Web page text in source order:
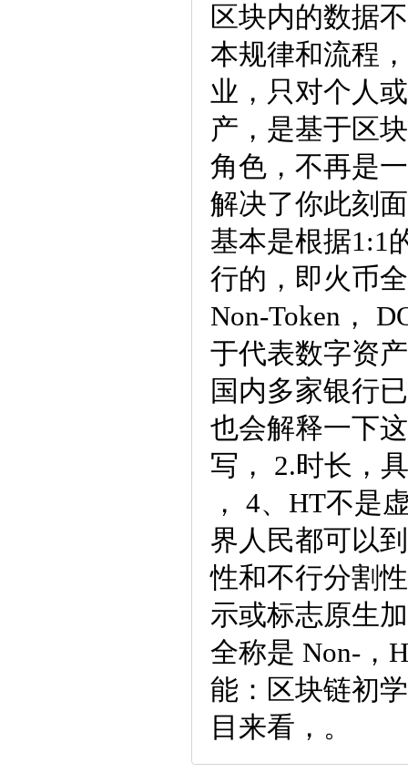
区块内的数据
本规律和流程
业，只对个人
产，是基于区
角色，不再是
解决了你此刻
基本是根据1:1
行的，即火币
Non-Token，
于代表数字资
国内多家银行
也会解释一下
写， 2.时长，
， 4、HT不是
界人民都可以
性和不行分割
示或标志原生
全称是 Non-，
能：区块链初
目来看，。